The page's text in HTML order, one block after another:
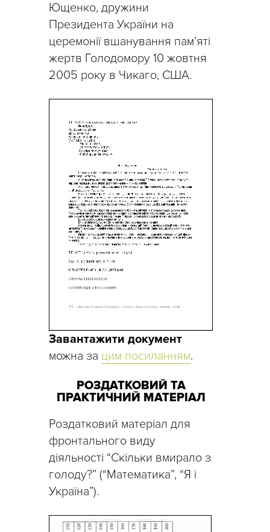
Ющенко, дружини
Президента України на
церемонії вшанування пам’яті
жертв Голодомору 10 жовтня
2005 року в Чикаго, США.
Завантажити документ
можна за цим посиланням.
РОЗДАТКОВИЙ ТА
ПРАКТИЧНИЙ МАТЕРІАЛ
Роздатковий матеріал для
фронтального виду
діяльності “Скільки вмирало з
голоду?” (“Математика”, “Я і
Україна”).